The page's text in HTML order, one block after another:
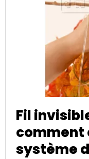
Fil
comment
système